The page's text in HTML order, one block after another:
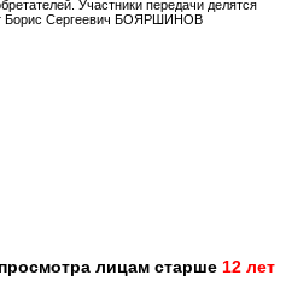
Участники передачи делятся
Борис Сергеевич БОЯРШИНОВ
лицам старше 12 лет